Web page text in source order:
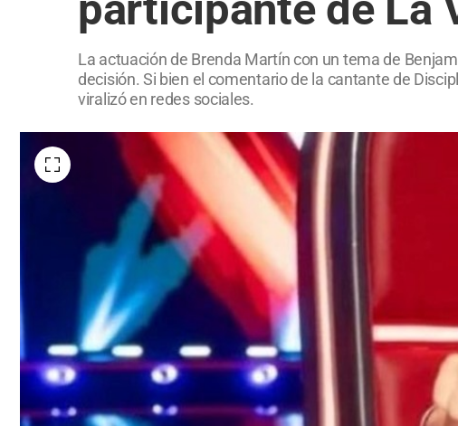
La actuación de Brenda Martín con un tema de
decisión. Si bien el comentario de la cantante de
viralizó en redes sociales.